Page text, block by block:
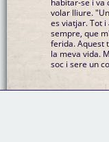
volar lliure.
es viatjar. Tot
sempre, que
ferida. Aquest
la meva vida.
soc i sere un